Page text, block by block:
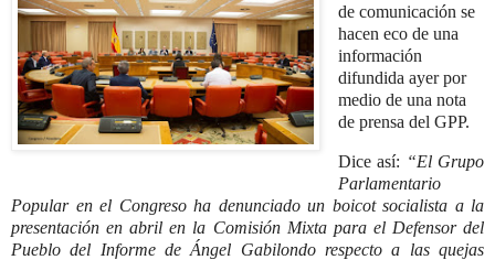
de comunicación se
hacen eco de una
información
difundida ayer por
medio de una nota
de prensa del GPP.
Dice así: “El Grupo
Parlamentario
Popular en el Congreso ha denunciado un boicot socialista a la
presentación en abril en la Comisión Mixta para el Defensor del
Pueblo del Informe de Ángel Gabilondo respecto a las quejas